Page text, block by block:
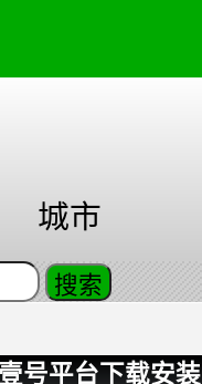
城市
号平台下载安装